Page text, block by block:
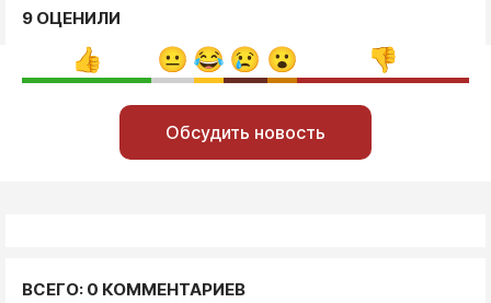
9 ОЦЕНИЛИ
Обсудить новость
ВСЕГО: 0 КОММЕНТАРИЕВ